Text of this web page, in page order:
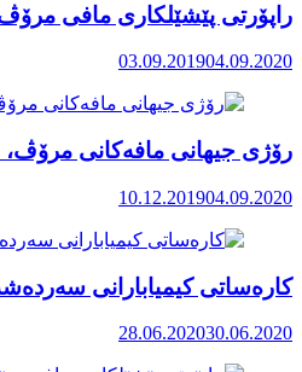
راپۆرتی پێشێلكاری مافی مرۆڤ
03.09.201904.09.2020
رۆژی جیهانی مافەکانی مرۆڤ،
10.12.201904.09.2020
کارەساتی کیمیابارانی
28.06.202030.06.2020